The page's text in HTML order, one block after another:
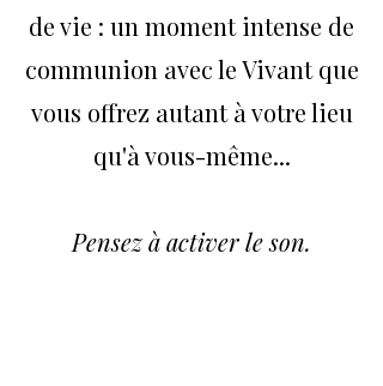
de vie : un moment intense de
communion avec le Vivant que
vous offrez autant à votre lieu
qu'à vous-même...
Pensez à activer le son.